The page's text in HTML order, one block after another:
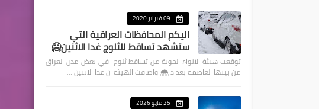
09 فبراير 2020
اليكم المحافظات العراقية التي
ستشهد تساقط للثلوج غدا الاثنين🥶
توقعت هيئة الانواء الجوية عن تساقط ثلوج في بعض مدن العراق
من بينها العاصمة بغداد ⁦🌨️⁩ واضافت الهيئة ان غدا الاثنين …
25 مايو 2026